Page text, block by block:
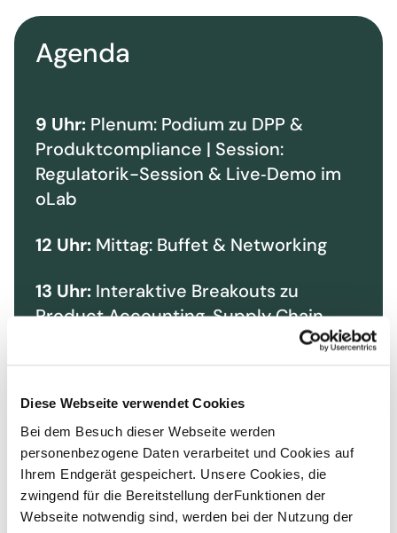
Diese Webseite verwendet Cookies
Bei dem Besuch dieser Webseite werden
personenbezogene Daten verarbeitet und Cookies auf
Ihrem Endgerät gespeichert. Unsere Cookies, die
zwingend für die Bereitstellung derFunktionen der
Webseite notwendig sind, werden bei der Nutzung der
Agenda
9 Uhr: Plenum: Podium zu DPP &
Produktcompliance | Session:
Regulatorik-Session & Live‑Demo im
oLab
12 Uhr: Mittag: Buffet & Networking
13 Uhr: Interaktive Breakouts zu
Product Accounting, Supply Chain,
zirkuläre Geschäftsmodelle. Ergebnis:
16 Uhr:Snacks & Networking